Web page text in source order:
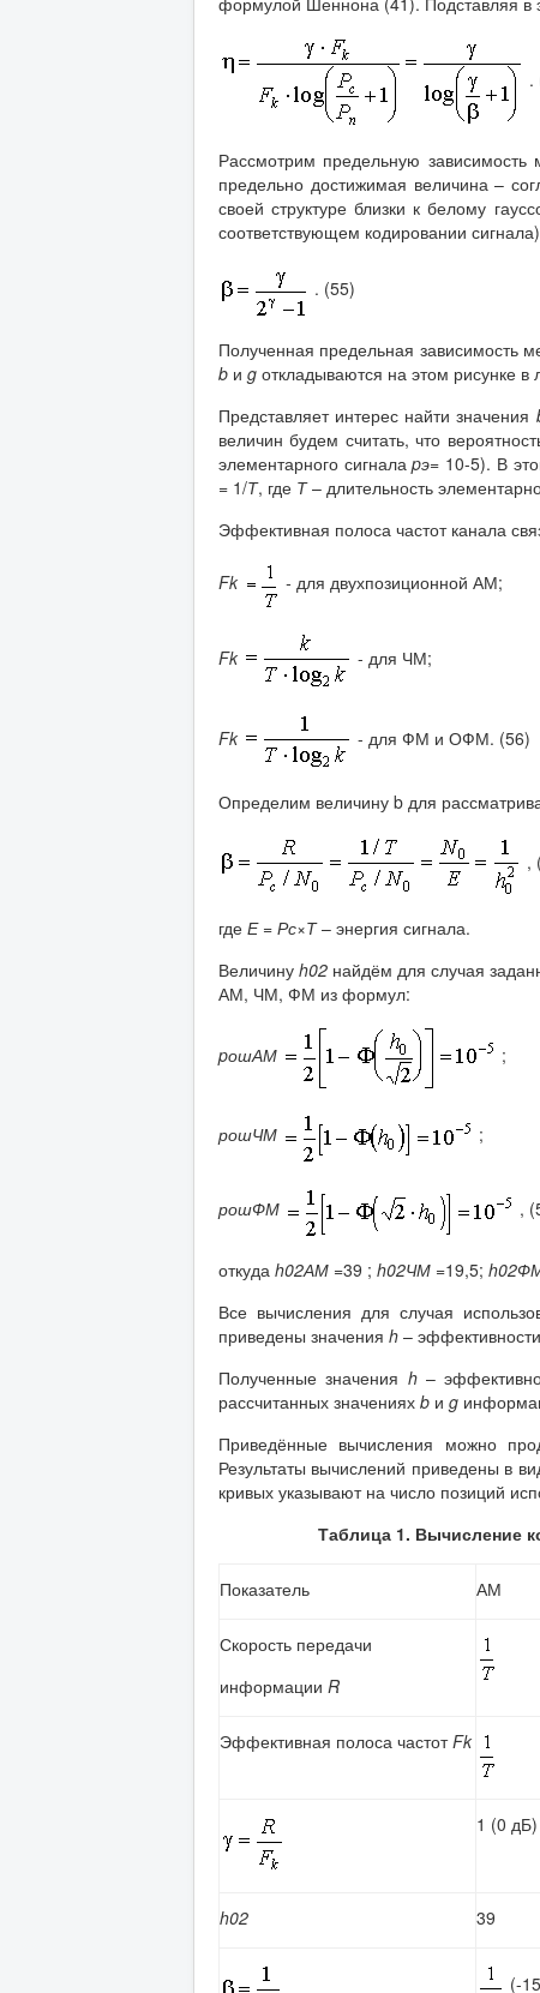
.
Рассмотрим предельную
предельно достижимая величина –
своей структуре близки к белому
соответствующем кодировании
. (55)
Полученная предельная зависимость
b и g откладываются на этом рисунке
Представляет интерес найти значения
величин будем считать, что
элементарного сигналаpэ= 10-5). В
= 1/Т, где Т– длительность
Эффективная полоса частот канала
Fk - для двухпозиционной АМ;
Fk - для ЧМ;
Fk - для ФМ и ОФМ. (56)
Определим величину b для
,
где Е = Рс×Т– энергия сигнала.
Величинуh02 найдём для случая
АМ, ЧМ, ФМ из формул:
pошАМ ;
рошЧМ ;
рошФМ ,
откуда h02АМ =39 ; h02ЧМ =19,5;
Все вычисления для случая
приведены значения h –
Полученные значения h–
рассчитанных значениях b и g
Приведённые вычисления можно
Результаты вычислений приведены
кривых указывают на число позиций
Таблица 1. Вычисление
Показатель АМ
Скорость передачи
информации R
Эффективная полоса частотFk
1 (0 дБ)
h02 39
(-